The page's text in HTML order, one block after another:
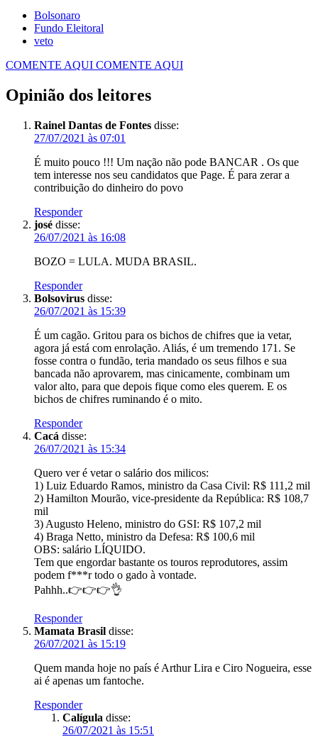
Bolsonaro
Fundo Eleitoral
veto
COMENTE AQUI COMENTE AQUI
Opinião dos leitores
Rainel Dantas de Fontes disse:
27/07/2021 às 07:01
É muito pouco !!! Um nação não pode BANCAR . Os que
tem interesse nos seu candidatos que Page. É para zerar a
contribuição do dinheiro do povo
Responder
josé disse:
26/07/2021 às 16:08
BOZO = LULA. MUDA BRASIL.
Responder
Bolsovirus disse:
26/07/2021 às 15:39
É um cagão. Gritou para os bichos de chifres que ia vetar,
agora já está com enrolação. Aliás, é um tremendo 171. Se
fosse contra o fundão, teria mandado os seus filhos e sua
bancada não aprovarem, mas cinicamente, combinam um
valor alto, para que depois fique como eles querem. E os
bichos de chifres ruminando é o mito.
Responder
Cacá disse:
26/07/2021 às 15:34
Quero ver é vetar o salário dos milicos:
1) Luiz Eduardo Ramos, ministro da Casa Civil: R$ 111,2 mil
2) Hamilton Mourão, vice-presidente da República: R$ 108,7
mil
3) Augusto Heleno, ministro do GSI: R$ 107,2 mil
4) Braga Netto, ministro da Defesa: R$ 100,6 mil
OBS: salário LÍQUIDO.
Tem que engordar bastante os touros reprodutores, assim
podem f***r todo o gado à vontade.
Pahhh..👉👉👉👌
Responder
Mamata Brasil disse:
26/07/2021 às 15:19
Quem manda hoje no país é Arthur Lira e Ciro Nogueira, esse
ai é apenas um fantoche.
Responder
Calígula disse:
26/07/2021 às 15:51